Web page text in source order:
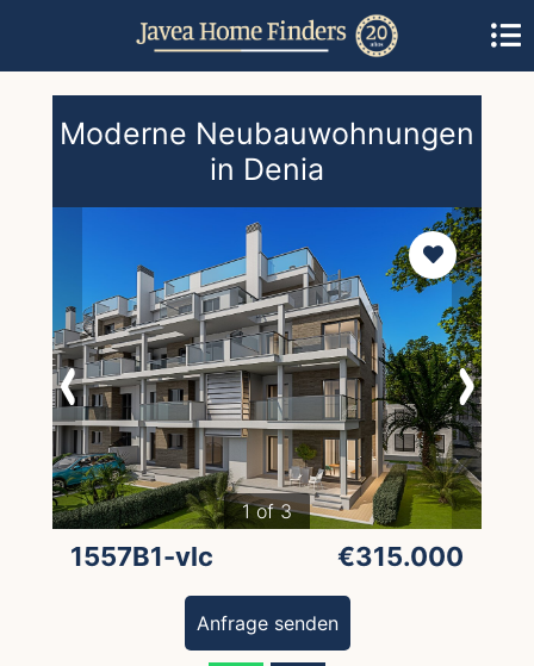
Moderne Neubauwohnungen
in Denia
1 of 3
1557B1-vlc €315.000
Anfrage senden